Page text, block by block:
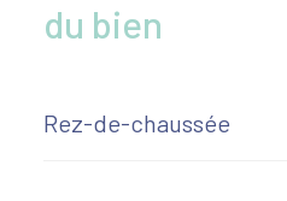
du bien
Rez-de-chaussée